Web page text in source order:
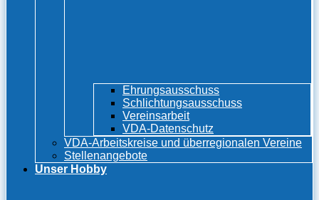
Ehrungsausschuss
Schlichtungsausschuss
Vereinsarbeit
VDA-Datenschutz
VDA-Arbeitskreise und überregionalen Vereine
Stellenangebote
Unser Hobby